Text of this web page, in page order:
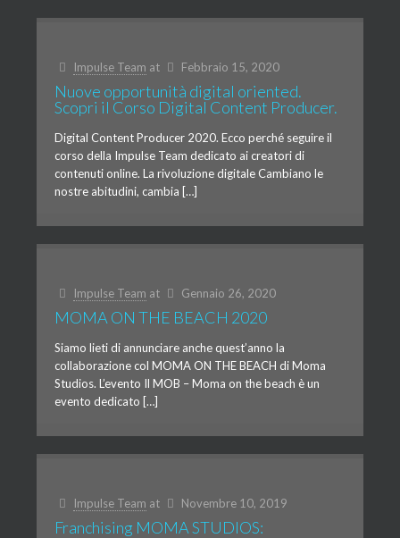
Impulse Team at Febbraio 15, 2020
Nuove opportunità digital oriented.
Scopri il Corso Digital Content Producer.
Digital Content Producer 2020. Ecco perché seguire il
corso della Impulse Team dedicato ai creatori di
contenuti online. La rivoluzione digitale Cambiano le
nostre abitudini, cambia […]
Impulse Team at Gennaio 26, 2020
MOMA ON THE BEACH 2020
Siamo lieti di annunciare anche quest’anno la
collaborazione col MOMA ON THE BEACH di Moma
Studios. L’evento Il MOB – Moma on the beach è un
evento dedicato […]
Impulse Team at Novembre 10, 2019
Franchising MOMA STUDIOS: